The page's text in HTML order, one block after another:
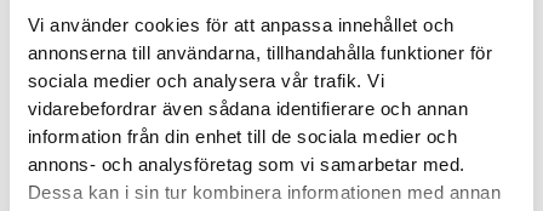
Vi använder cookies för att anpassa innehållet och
annonserna till användarna, tillhandahålla funktioner för
sociala medier och analysera vår trafik. Vi
vidarebefordrar även sådana identifierare och annan
information från din enhet till de sociala medier och
annons- och analysföretag som vi samarbetar med.
Dessa kan i sin tur kombinera informationen med annan
BROOKS
Brooks historia sträcker sig ända tillbaks till 1914 men det är
först 1972 som de kliver in i löparbranschen. Med ett par skor
från Brooks på fötterna tar Yale studenten Frank Shorter
hem marathon distansen på OS i München. Och från